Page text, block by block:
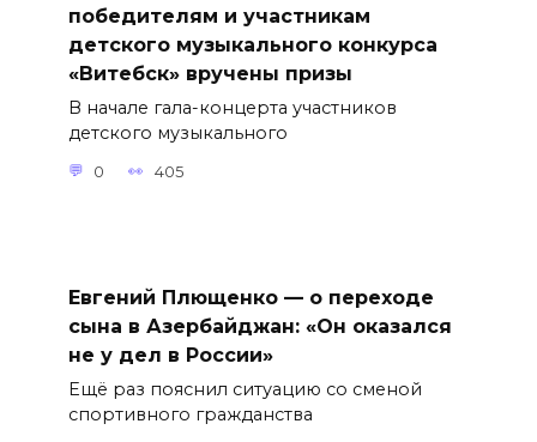
победителям и участникам
детского музыкального конкурса
«Витебск» вручены призы
В начале гала-концерта участников
детского музыкального
0 405
Евгений Плющенко — о переходе
сына в Азербайджан: «Он оказался
не у дел в России»
Ещё раз пояснил ситуацию со сменой
спортивного гражданства